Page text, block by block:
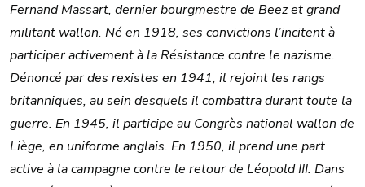
Fernand Massart, dernier bourgmestre de Beez et grand
militant wallon. Né en 1918, ses convictions l’incitent à
participer activement à la Résistance contre le nazisme.
Dénoncé par des rexistes en 1941, il rejoint les rangs
britanniques, au sein desquels il combattra durant toute la
guerre. En 1945, il participe au Congrès national wallon de
Liège, en uniforme anglais. En 1950, il prend une part
active à la campagne contre le retour de Léopold III. Dans